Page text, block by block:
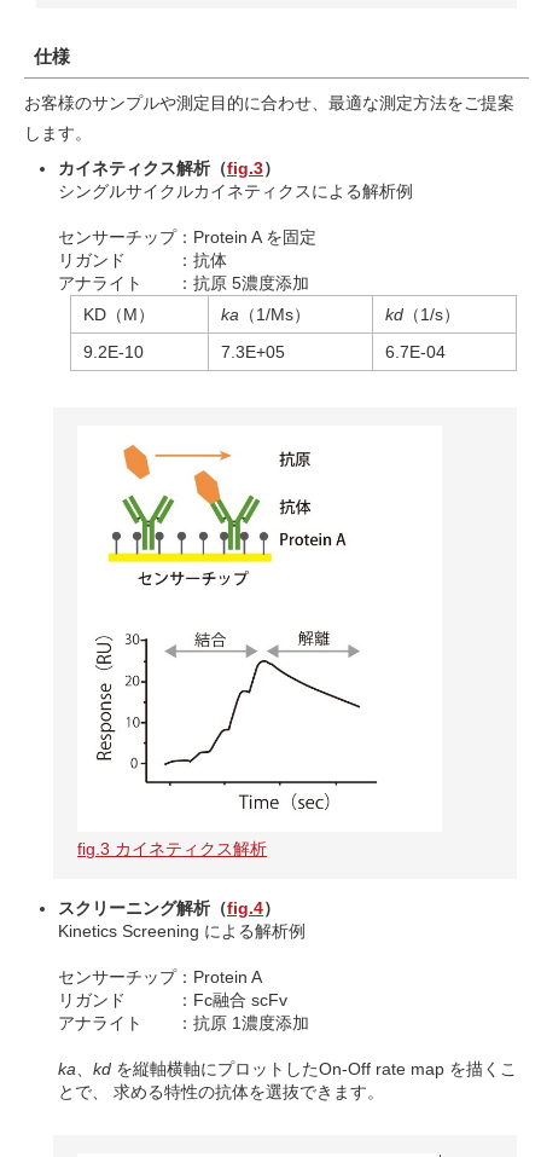
仕様
お客様のサンプルや測定目的に合わせ、最適な測定方法をご提案
します。
カイネティクス解析（fig.3）
シングルサイクルカイネティクスによる解析例
センサーチップ：Protein A を固定
リガンド ：抗体
アナライト ：抗原 5濃度添加
KD（M）
ka （1/Ms） kd （1/s）
9.2E-10
7.3E+05 6.7E-04
fig.3 カイネティクス解析
スクリーニング解析（fig.4）
Kinetics Screening による解析例
センサーチップ：Protein A
リガンド ：Fc融合 scFv
アナライト ：抗原 1濃度添加
ka kd を縦軸横軸にプロットしたOn-Off rate map を描くこ
とで、 求める特性の抗体を選抜できます。